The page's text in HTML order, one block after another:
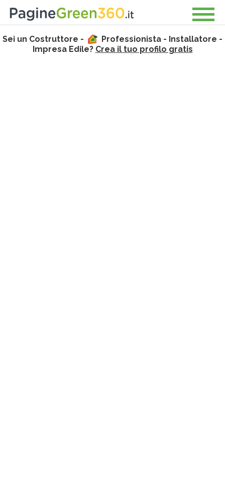
Sei un Costruttore -
Professionista - Installatore -
Impresa Edile? Crea il tuo profilo gratis